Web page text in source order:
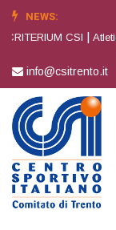
NEWS:
CSI |
info@csitrento.it